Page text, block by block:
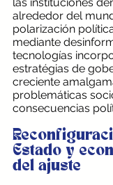
alrededor del
polarización
mediante
tecnologías
estratégias de
creciente
problemáticas
consecuencias
Estado y
del ajuste